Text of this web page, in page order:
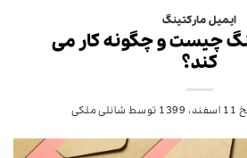
ایمیل مارکتینگ
چیست و چگونه کار می
کند؟
11 اسفند، 1399 توسط شانلی ملکی